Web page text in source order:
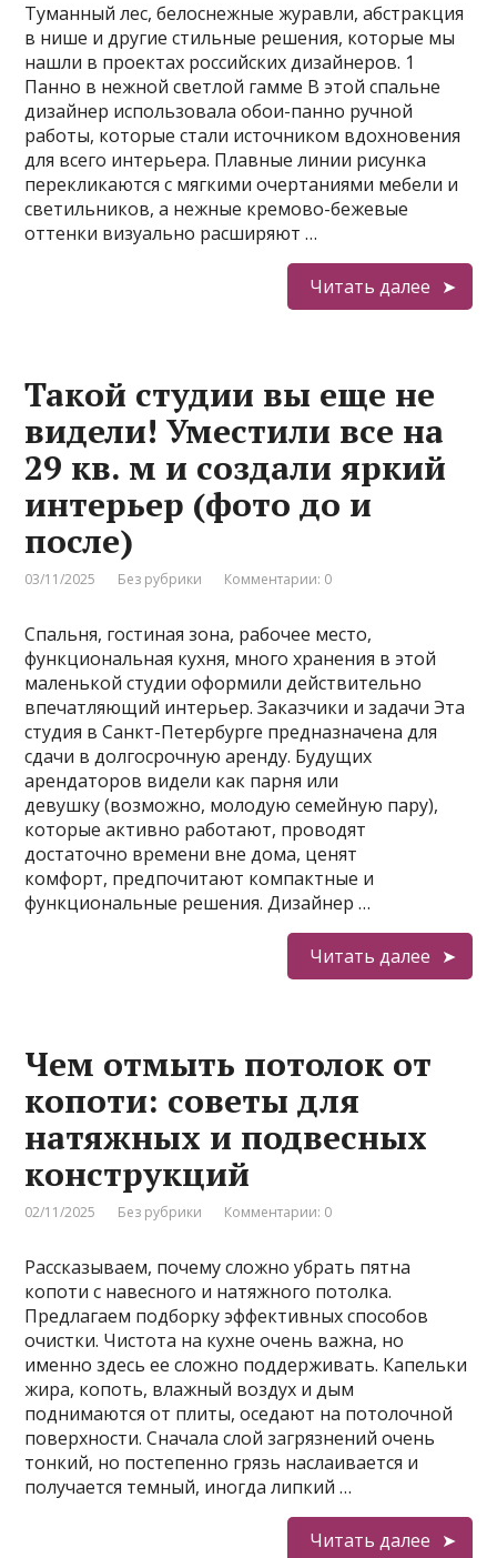
Туманный лес, белоснежные журавли, абстракция
в нише и другие стильные решения, которые мы
нашли в проектах российских дизайнеров. 1
Панно в нежной светлой гамме В этой спальне
дизайнер использовала обои-панно ручной
работы, которые стали источником вдохновения
для всего интерьера. Плавные линии рисунка
перекликаются с мягкими очертаниями мебели и
светильников, а нежные кремово-бежевые
оттенки визуально расширяют …
Читать далее
Такой студии вы еще не
видели! Уместили все на
29 кв. м и создали яркий
интерьер (фото до и
после)
03/11/2025 Без рубрики Комментарии: 0
Спальня, гостиная зона, рабочее место,
функциональная кухня, много хранения в этой
маленькой студии оформили действительно
впечатляющий интерьер. Заказчики и задачи Эта
студия в Санкт-Петербурге предназначена для
сдачи в долгосрочную аренду. Будущих
арендаторов видели как парня или
девушку (возможно, молодую семейную пару),
которые активно работают, проводят
достаточно времени вне дома, ценят
комфорт, предпочитают компактные и
функциональные решения. Дизайнер …
Читать далее
Чем отмыть потолок от
копоти: советы для
натяжных и подвесных
конструкций
02/11/2025 Без рубрики Комментарии: 0
Рассказываем, почему сложно убрать пятна
копоти с навесного и натяжного потолка.
Предлагаем подборку эффективных способов
очистки. Чистота на кухне очень важна, но
именно здесь ее сложно поддерживать. Капельки
жира, копоть, влажный воздух и дым
поднимаются от плиты, оседают на потолочной
поверхности. Сначала слой загрязнений очень
тонкий, но постепенно грязь наслаивается и
получается темный, иногда липкий …
Читать далее